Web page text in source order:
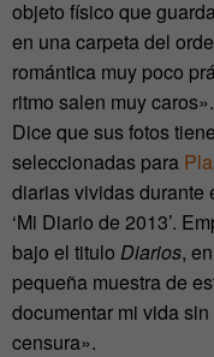
objeto físico que
en una carpeta del
romántica muy poco
ritmo salen muy caros».
Dice que sus fotos
seleccionadas para
diarias vividas durante
‘Mi Diario de 2013’.
bajo el titulo Diarios,
pequeña muestra de
documentar mi vida
censura».